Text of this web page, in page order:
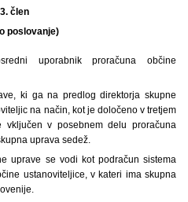
člen
poslovanje)
uporabnik proračuna občine
ki ga na predlog direktorja skupne
na način, kot je določeno v tretjem
v posebnem delu proračuna
uprava sedež.
uprave se vodi kot podračun sistema
ustanoviteljice, v kateri ima skupna